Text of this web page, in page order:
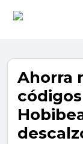
Ahorra